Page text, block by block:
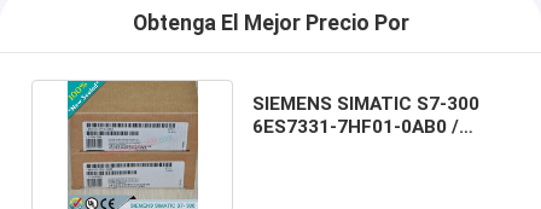
Obtenga El Mejor Precio Por
SIEMENS SIMATIC S7-300
6ES7331-7HF01-0AB0 /